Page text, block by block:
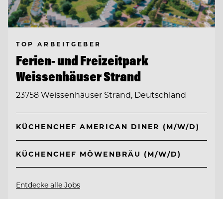
TOP ARBEITGEBER
Ferien- und Freizeitpark
Weissenhäuser Strand
23758 Weissenhäuser Strand, Deutschland
KÜCHENCHEF AMERICAN DINER (M/W/D)
KÜCHENCHEF MÖWENBRÄU (M/W/D)
Entdecke alle Jobs